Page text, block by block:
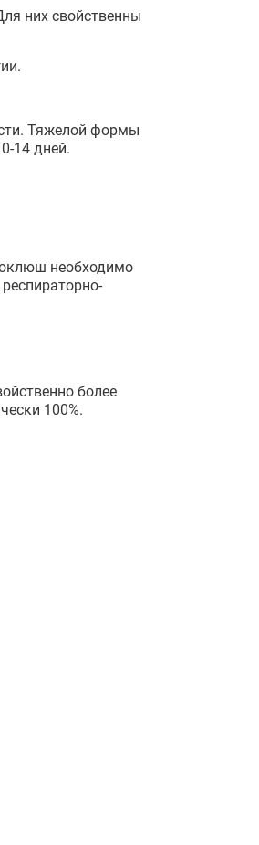
них свойственны
Тяжелой формы
14 дней.
необходимо
респираторно-
более
100%.